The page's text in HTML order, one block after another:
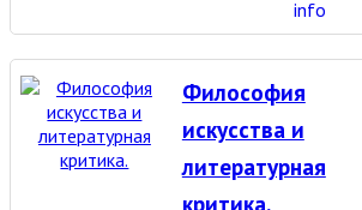
Философия
искусства и
литературная
критика.